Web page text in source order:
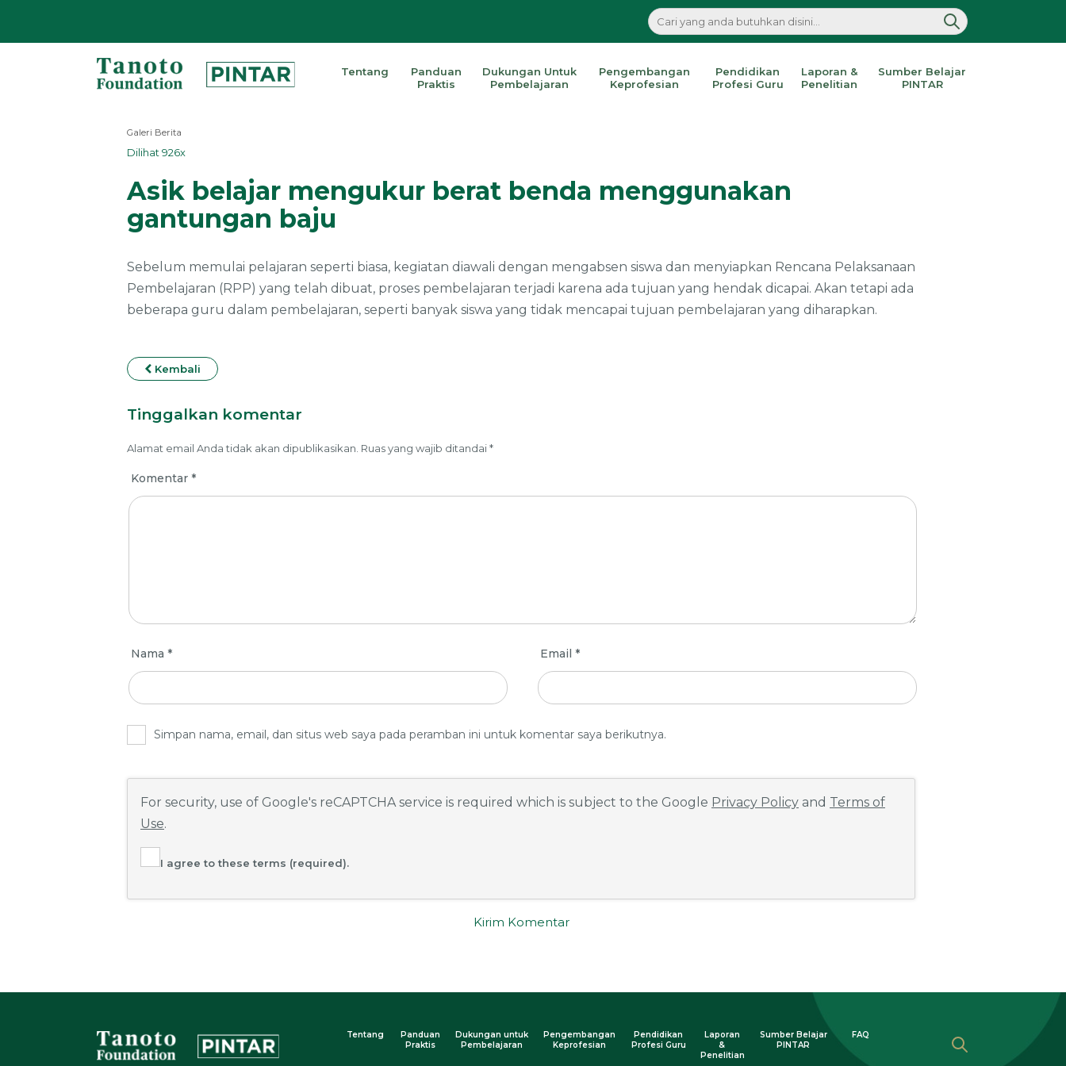
Tanoto
Tentang
Panduan
Praktis
Dukungan Untuk
Pembelajaran
Pengembangan
Keprofesian
Pendidikan
Profesi Guru
Laporan &
Penelitian
Sumber Belajar
PINTAR
Galeri Berita
Dilihat 926x
Asik belajar mengukur berat benda menggunakan
gantungan baju
Sebelum memulai pelajaran seperti biasa, kegiatan diawali dengan mengabsen siswa dan menyiapkan Rencana Pelaksanaan
Pembelajaran (RPP) yang telah dibuat, proses pembelajaran terjadi karena ada tujuan yang hendak dicapai. Akan tetapi ada
beberapa guru dalam pembelajaran, seperti banyak siswa yang tidak mencapai tujuan pembelajaran yang diharapkan.
Kembali
Tinggalkan komentar
Alamat email Anda tidak akan dipublikasikan. Ruas yang wajib ditandai*
Komentar *
Nama * Email *
Simpan nama, email, dan situs web saya pada peramban ini untuk komentar saya berikutnya.
For security, use of Google's reCAPTCHA service is required which is subject to the Google Privacy Policy and Terms of
Use.
I agree to these terms (required).
Tentang
Panduan
Praktis
Dukungan untuk
Pembelajaran
Pengembangan
Keprofesian
Pendidikan
Profesi Guru
Laporan
&
Penelitian
Sumber Belajar
PINTAR
FAQ